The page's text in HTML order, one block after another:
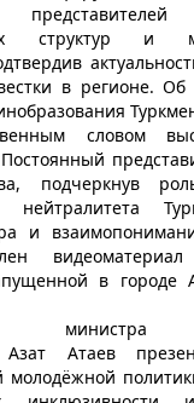
структур и
в регионе. Об
словом
подчеркнув
и
в городе
министра
Азат Атаев
молодёжной